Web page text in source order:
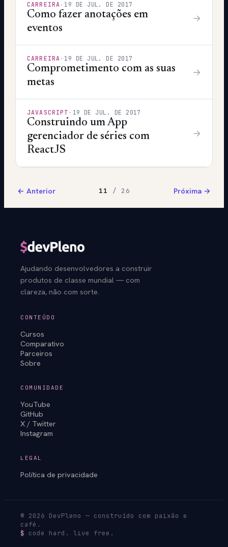
CARREIRA · 19 DE JUL. DE 2017
Como fazer anotações em
eventos
→
CARREIRA · 19 DE JUL. DE 2017
Comprometimento com as suas
metas
→
JAVASCRIPT · 19 DE JUL. DE 2017
Construindo um App
gerenciador de séries com
ReactJS
→
← Anterior 11 / 26 Próxima →
Ajudando desenvolvedores a construir
produtos de classe mundial — com
clareza, não com sorte.
CONTEÚDO
Cursos
Comparativo
Parceiros
Sobre
COMUNIDADE
YouTube
GitHub
X / Twitter
Instagram
LEGAL
Política de privacidade
© 2026 DevPleno — construído com paixão e
café.
$ code hard. live free.